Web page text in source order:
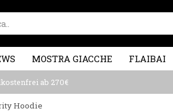
MOSTRA GIACCHE FLAIBAI
ab 270€
Hoodie